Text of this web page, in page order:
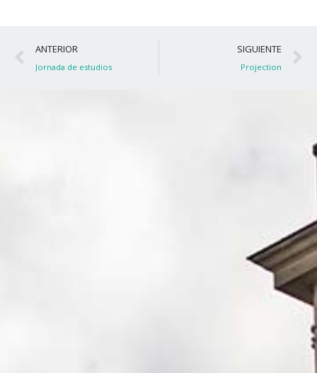
Ant
ANTERIOR
Jornada de estudios
SIGUIENTE
Projection